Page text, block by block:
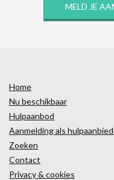
MELD JE
Home
Nu beschikbaar
Hulpaanbod
Aanmelding als
Zoeken
Contact
Privacy & cookies